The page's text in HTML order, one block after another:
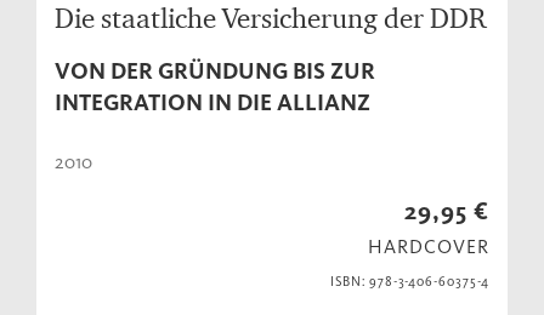
Die staatliche Versicherung der DDR
VON DER GRÜNDUNG BIS ZUR
INTEGRATION IN DIE ALLIANZ
2010
29,95 €
HARDCOVER
ISBN: 978-3-406-60375-4